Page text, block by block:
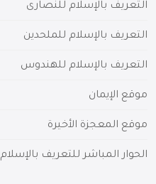
التعريف بالإسلام للنصارى
التعريف بالإسلام للملحدين
التعريف بالإسلام للهندوس
موقع الإيمان
موقع المعجزة الأخيرة
الحوار المباشر للتعريف بالإسلام